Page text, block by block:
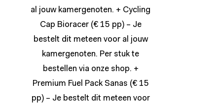
al jouw kamergenoten. + Cycling
Cap Bioracer (€ 15 pp) – Je
bestelt dit meteen voor al jouw
kamergenoten. Per stuk te
bestellen via onze shop. +
Premium Fuel Pack Sanas (€ 15
pp) – Je bestelt dit meteen voor